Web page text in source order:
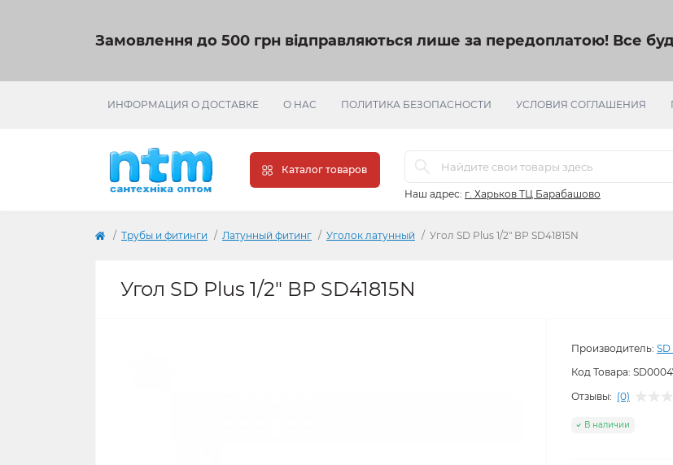
Замовлення до 500 грн відправляються лише за передоплатою! Все
ИНФОРМАЦИЯ О ДОСТАВКЕ О НАС ПОЛИТИКА БЕЗОПАСНОСТИ УСЛОВИЯ СОГЛАШЕНИЯ
Каталог товаров
Наш адрес: г. Харьков ТЦ Барабашово
Трубы и фитинги Латунный фитинг Уголок латунный Угол SD Plus 1/2" ВР SD41815N
Угол SD Plus 1/2" ВР SD41815N
Производитель:
Код Товара:
Отзывы: (0)
В наличии